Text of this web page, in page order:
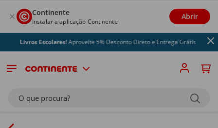
Continente
Instalar a aplicação Continente
Abrir
Livros Escolares! Aproveite 5% Desconto Direto e Entrega Grátis
O que procura?